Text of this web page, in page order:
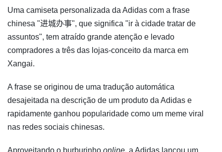
Uma camiseta personalizada da Adidas com a frase
chinesa "进城办事", que significa "ir à cidade tratar de
assuntos", tem atraído grande atenção e levado
compradores a três das lojas-conceito da marca em
Xangai.
A frase se originou de uma tradução automática
desajeitada na descrição de um produto da Adidas e
rapidamente ganhou popularidade como um meme viral
nas redes sociais chinesas.
Aproveitando o burburinho online, a Adidas lançou um